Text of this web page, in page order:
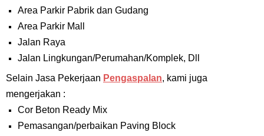
Area Parkir Pabrik dan Gudang
Area Parkir Mall
Jalan Raya
Jalan Lingkungan/Perumahan/Komplek, Dll
Selain Jasa Pekerjaan Pengaspalan, kami juga
mengerjakan :
Cor Beton Ready Mix
Pemasangan/perbaikan Paving Block